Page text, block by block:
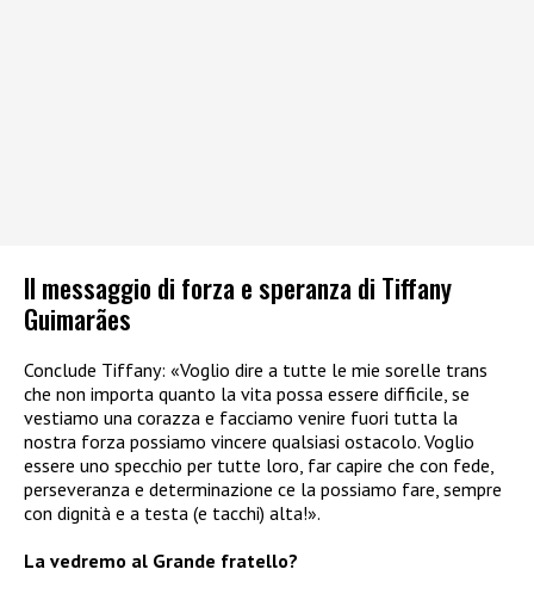
Il messaggio di forza e speranza di Tiffany
Guimarães
Conclude Tiffany: «Voglio dire a tutte le mie sorelle trans
che non importa quanto la vita possa essere difficile, se
vestiamo una corazza e facciamo venire fuori tutta la
nostra forza possiamo vincere qualsiasi ostacolo. Voglio
essere uno specchio per tutte loro, far capire che con fede,
perseveranza e determinazione ce la possiamo fare, sempre
con dignità e a testa (e tacchi) alta!».
La vedremo al Grande fratello?